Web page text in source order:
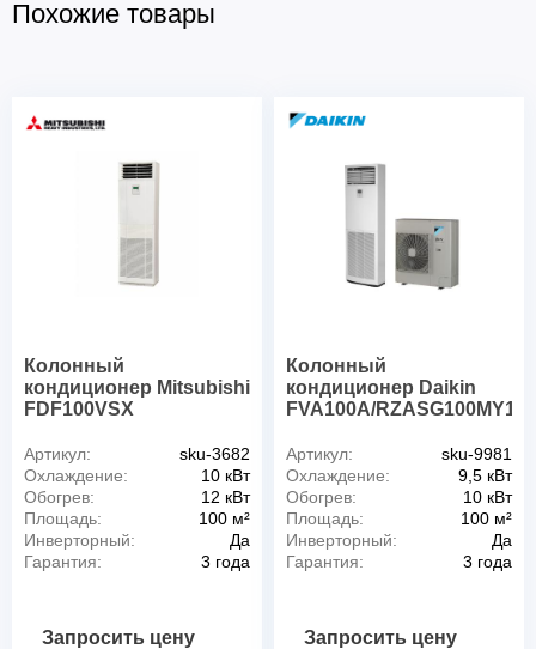
Похожие товары
Колонный
кондиционер Mitsubishi
FDF100VSX
Артикул:
sku-3682
Охлаждение:
10 кВт
Обогрев:
12 кВт
Площадь:
100 м²
Инверторный:
Да
Гарантия:
3 года
Запросить цену
Колонный
кондиционер Daikin
FVA100A/RZASG100MY1
Артикул:
sku-9981
Охлаждение:
9,5 кВт
Обогрев:
10 кВт
Площадь:
100 м²
Инверторный:
Да
Гарантия:
3 года
Запросить цену